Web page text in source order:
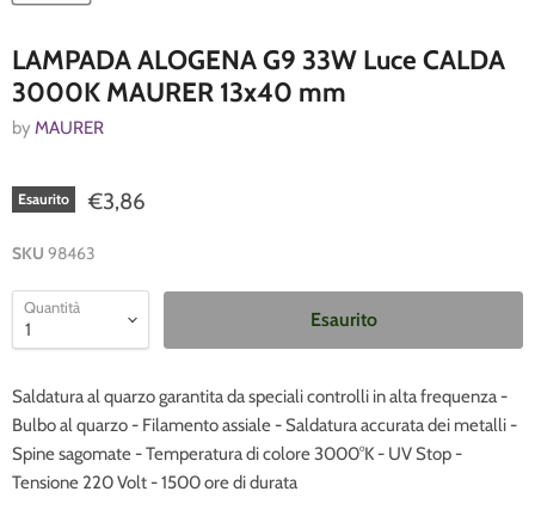
LAMPADA ALOGENA G9 33W Luce CALDA
3000K MAURER 13x40 mm
by MAURER
Esaurito €3,86
SKU 98463
Quantità
Esaurito
Saldatura al quarzo garantita da speciali controlli in alta frequenza -
Bulbo al quarzo - Filamento assiale - Saldatura accurata dei metalli -
Spine sagomate - Temperatura di colore 3000°K - UV Stop -
Tensione 220 Volt - 1500 ore di durata